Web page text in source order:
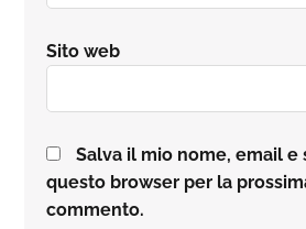
Sito web
Salva il mio nome, email e
questo browser per la
commento.